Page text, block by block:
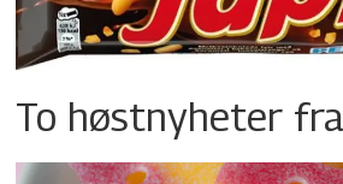
To høstnyheter